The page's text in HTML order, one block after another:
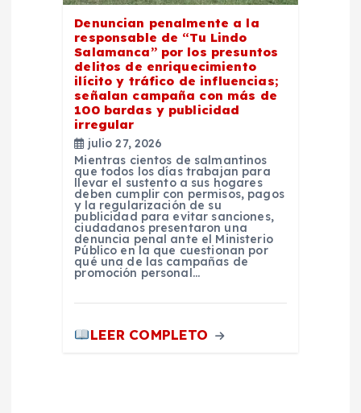
Denuncian penalmente a la
responsable de “Tu Lindo
Salamanca” por los presuntos
delitos de enriquecimiento
ilícito y tráfico de influencias;
señalan campaña con más de
100 bardas y publicidad
irregular
julio 27, 2026
Mientras cientos de salmantinos
que todos los días trabajan para
llevar el sustento a sus hogares
deben cumplir con permisos, pagos
y la regularización de su
publicidad para evitar sanciones,
ciudadanos presentaron una
denuncia penal ante el Ministerio
Público en la que cuestionan por
qué una de las campañas de
promoción personal…
LEER COMPLETO